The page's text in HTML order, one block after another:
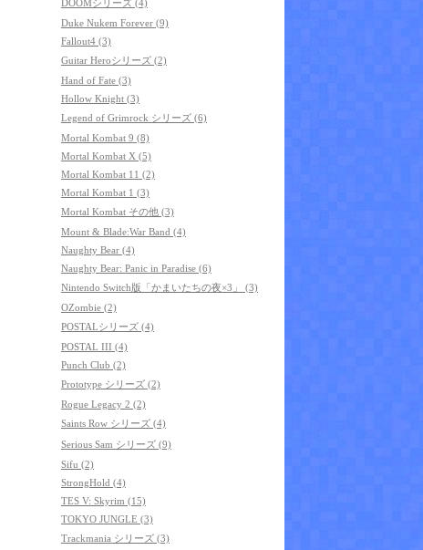
DOOMシリーズ (4)
Duke Nukem Forever (9)
Fallout4 (3)
Guitar Heroシリーズ (2)
Hand of Fate (3)
Hollow Knight (3)
Legend of Grimrock シリーズ (6)
Mortal Kombat 9 (8)
Mortal Kombat X (5)
Mortal Kombat 11 (2)
Mortal Kombat 1 (3)
Mortal Kombat その他 (3)
Mount & Blade:War Band (4)
Naughty Bear (4)
Naughty Bear: Panic in Paradise (6)
Nintendo Switch版「かまいたちの夜×3」 (3)
OZombie (2)
POSTALシリーズ (4)
POSTAL III (4)
Punch Club (2)
Prototype シリーズ (2)
Rogue Legacy 2 (2)
Saints Row シリーズ (4)
Serious Sam シリーズ (9)
Sifu (2)
StrongHold (4)
TES V: Skyrim (15)
TOKYO JUNGLE (3)
Trackmania シリーズ (3)